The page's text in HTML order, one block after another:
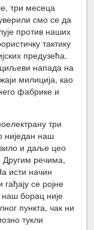
три месеца
смо се да
против наших
тактику
предузећа.
напада на
милиција, као
фабрике и
три
ниједан наш
и даље цео
Другим речима,
исти начин
се ројне
наш борац није
пункта, чак ни
тукли